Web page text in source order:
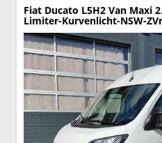
Fiat Ducato L5H2 Van Maxi
Limiter-Kurvenlicht-NSW-